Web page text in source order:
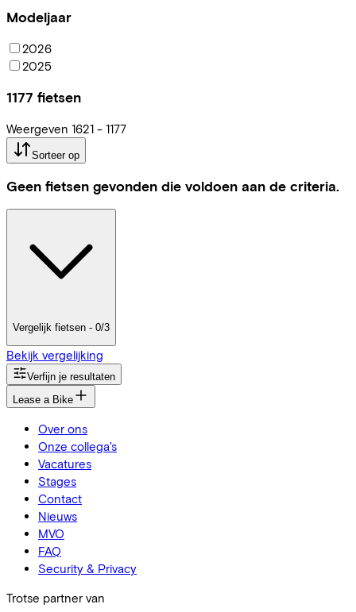
Modeljaar
2026
2025
1177 fietsen
Weergeven 1621 - 1177
Sorteer op
Geen fietsen gevonden die voldoen aan de criteria.
Vergelijk fietsen - 0/3
Bekijk vergelijking
Verfijn je resultaten
Lease a Bike
Over ons
Onze collega's
Vacatures
Stages
Contact
Nieuws
MVO
FAQ
Security & Privacy
Trotse partner van